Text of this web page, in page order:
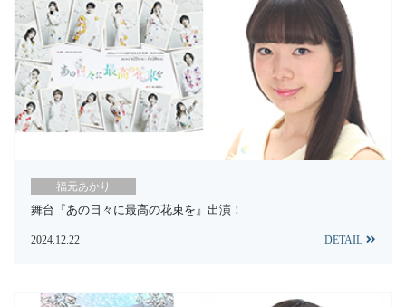
福元あかり
舞台『あの日々に最高の花束を』出演！
2024.12.22 DETAIL